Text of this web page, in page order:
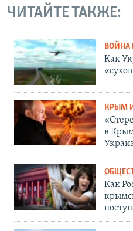
ЧИТАЙТЕ ТАКЖЕ:
ВОЙНА
Как
КРЫМ
в
Как